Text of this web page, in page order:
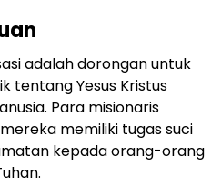
adalah dorongan untuk
tentang Yesus Kristus
Para misionaris
memiliki tugas suci
kepada orang-orang